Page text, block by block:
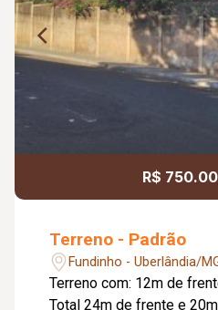
R$
Terreno - Padrão
Fundinho - Uberlândia/
Terreno com: 12m de
Total 24m de frente e